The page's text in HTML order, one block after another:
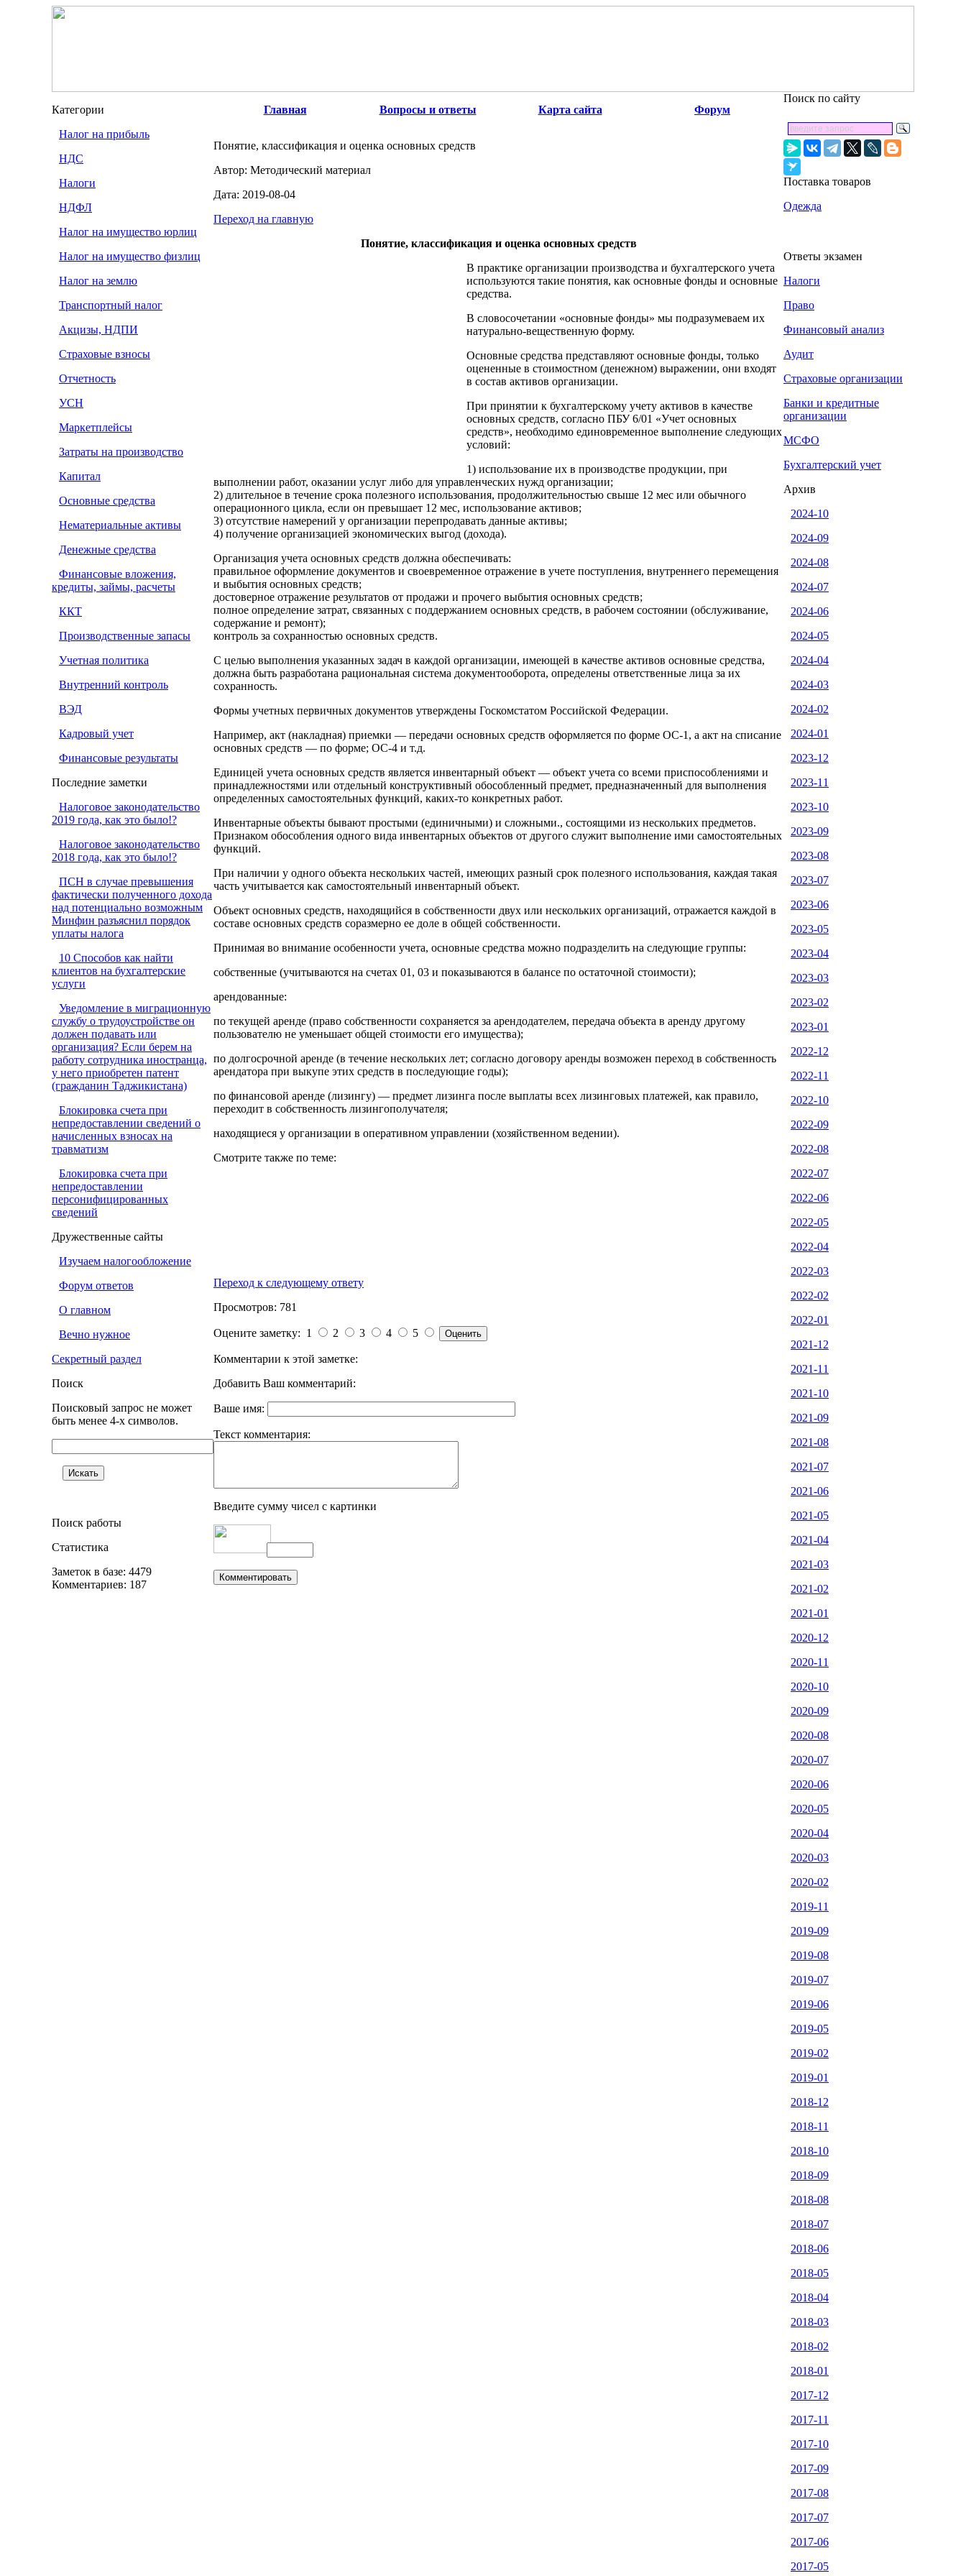
Категории
Налог на прибыль
НДС
Налоги
НДФЛ
Налог на имущество юрлиц
Налог на имущество физлиц
Налог на землю
Транспортный налог
Акцизы, НДПИ
Страховые взносы
Отчетность
УСН
Маркетплейсы
Затраты на производство
Капитал
Основные средства
Нематериальные активы
Денежные средства
Финансовые вложения,
кредиты, займы, расчеты
ККТ
Производственные запасы
Учетная политика
Внутренний контроль
ВЭД
Кадровый учет
Финансовые результаты
Последние заметки
Налоговое законодательство
2019 года, как это было!?
Налоговое законодательство
2018 года, как это было!?
ПСН в случае превышения
фактически полученного дохода
над потенциально возможным
Минфин разъяснил порядок
уплаты налога
10 Способов как найти
клиентов на бухгалтерские
услуги
Уведомление в миграционную
службу о трудоустройстве он
должен подавать или
организация? Если берем на
работу сотрудника иностранца,
у него приобретен патент
(гражданин Таджикистана)
Блокировка счета при
непредоставлении сведений о
начисленных взносах на
травматизм
Блокировка счета при
непредоставлении
персонифицированных
сведений
Дружественные сайты
Изучаем налогообложение
Форум ответов
О главном
Вечно нужное
Секретный раздел
Поиск
Поисковый запрос не может
быть менее 4-х символов.
Поиск работы
Статистика
Заметок в базе: 4479
Комментариев: 187
Главная Вопросы и ответы Карта сайта Форум
Понятие, классификация и оценка основных средств
Автор: Методический материал
Дата: 2019-08-04
Переход на главную
Понятие, классификация и оценка основных средств
В практике организации производства и бухгалтерского учета
используются такие понятия, как основные фонды и основные
средства.
В словосочетании «основные фонды» мы подразумеваем их
натурально-вещественную форму.
Основные средства представляют основные фонды, только
оцененные в стоимостном (денежном) выражении, они входят
в состав активов организации.
При принятии к бухгалтерскому учету активов в качестве
основных средств, согласно ПБУ 6/01 «Учет основных
средств», необходимо единовременное выполнение следующих
условий:
1) использование их в производстве продукции, при
выполнении работ, оказании услуг либо для управленческих нужд организации;
2) длительное в течение срока полезного использования, продолжительностью свыше 12 мес или обычного
операционного цикла, если он превышает 12 мес, использование активов;
3) отсутствие намерений у организации перепродавать данные активы;
4) получение организацией экономических выгод (дохода).
Организация учета основных средств должна обеспечивать:
правильное оформление документов и своевременное отражение в учете поступления, внутреннего перемещения
и выбытия основных средств;
достоверное отражение результатов от продажи и прочего выбытия основных средств;
полное определение затрат, связанных с поддержанием основных средств, в рабочем состоянии (обслуживание,
содержание и ремонт);
контроль за сохранностью основных средств.
С целью выполнения указанных задач в каждой организации, имеющей в качестве активов основные средства,
должна быть разработана рациональная система документооборота, определены ответственные лица за их
сохранность.
Формы учетных первичных документов утверждены Госкомстатом Российской Федерации.
Например, акт (накладная) приемки — передачи основных средств оформляется по форме ОС-1, а акт на списание
основных средств — по форме; ОС-4 и т.д.
Единицей учета основных средств является инвентарный объект — объект учета со всеми приспособлениями и
принадлежностями или отдельный конструктивный обособленный предмет, предназначенный для выполнения
определенных самостоятельных функций, каких-то конкретных работ.
Инвентарные объекты бывают простыми (единичными) и сложными., состоящими из нескольких предметов.
Признаком обособления одного вида инвентарных объектов от другого служит выполнение ими самостоятельных
функций.
При наличии у одного объекта нескольких частей, имеющих разный срок полезного использования, каждая такая
часть учитывается как самостоятельный инвентарный объект.
Объект основных средств, находящийся в собственности двух или нескольких организаций, отражается каждой в
составе основных средств соразмерно ее доле в общей собственности.
Принимая во внимание особенности учета, основные средства можно подразделить на следующие группы:
собственные (учитываются на счетах 01, 03 и показываются в балансе по остаточной стоимости);
арендованные:
по текущей аренде (право собственности сохраняется за арендодателем, передача объекта в аренду другому
пользователю не уменьшает общей стоимости его имущества);
по долгосрочной аренде (в течение нескольких лет; согласно договору аренды возможен переход в собственность
арендатора при выкупе этих средств в последующие годы);
по финансовой аренде (лизингу) — предмет лизинга после выплаты всех лизинговых платежей, как правило,
переходит в собственность лизингополучателя;
находящиеся у организации в оперативном управлении (хозяйственном ведении).
Смотрите также по теме:
Переход к следующему ответу
Просмотров: 781
Оцените заметку: 1 2 3 4 5
Комментарии к этой заметке:
Добавить Ваш комментарий:
Ваше имя:
Текст комментария:
Введите сумму чисел с картинки
Поиск по сайту
Поставка товаров
Одежда
Ответы экзамен
Налоги
Право
Финансовый анализ
Аудит
Страховые организации
Банки и кредитные
организации
МСФО
Бухгалтерский учет
Архив
2024-10
2024-09
2024-08
2024-07
2024-06
2024-05
2024-04
2024-03
2024-02
2024-01
2023-12
2023-11
2023-10
2023-09
2023-08
2023-07
2023-06
2023-05
2023-04
2023-03
2023-02
2023-01
2022-12
2022-11
2022-10
2022-09
2022-08
2022-07
2022-06
2022-05
2022-04
2022-03
2022-02
2022-01
2021-12
2021-11
2021-10
2021-09
2021-08
2021-07
2021-06
2021-05
2021-04
2021-03
2021-02
2021-01
2020-12
2020-11
2020-10
2020-09
2020-08
2020-07
2020-06
2020-05
2020-04
2020-03
2020-02
2019-11
2019-09
2019-08
2019-07
2019-06
2019-05
2019-02
2019-01
2018-12
2018-11
2018-10
2018-09
2018-08
2018-07
2018-06
2018-05
2018-04
2018-03
2018-02
2018-01
2017-12
2017-11
2017-10
2017-09
2017-08
2017-07
2017-06
2017-05